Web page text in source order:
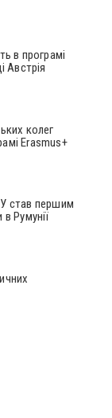
в програмі
Австрія
колег
Erasmus+
став першим
Румунії